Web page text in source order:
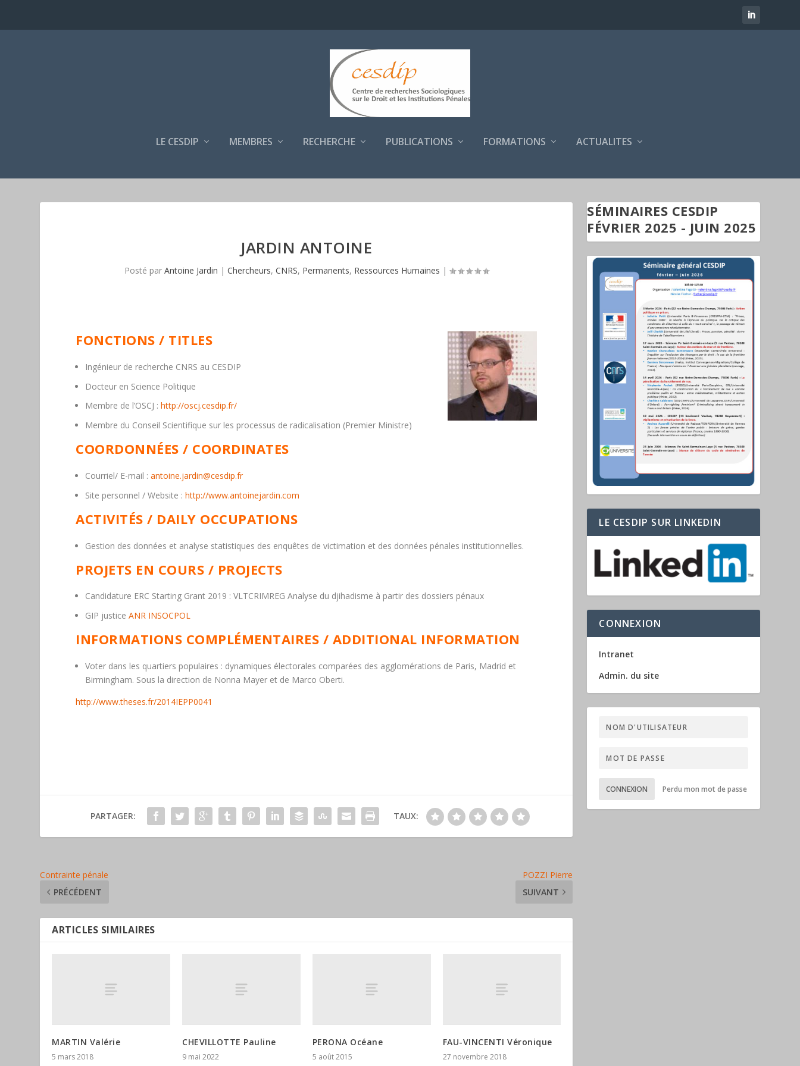
LE CESDIP MEMBRES RECHERCHE PUBLICATIONS FORMATIONS ACTUALITES
JARDIN ANTOINE
Posté par Antoine Jardin | Chercheurs, CNRS, Permanents, Ressources Humaines |
FONCTIONS / TITLES
Ingénieur de recherche CNRS au CESDIP
Docteur en Science Politique
Membre de l’OSCJ :http://oscj.cesdip.fr/
Membre du Conseil Scientifique sur les processus de radicalisation (Premier Ministre)
COORDONNÉES / COORDINATES
Courriel/ E-mail :antoine.jardin@cesdip.fr
Site personnel / Website :http://www.antoinejardin.com
ACTIVITÉS / DAILY OCCUPATIONS
Gestion des données et analyse statistiques des enquêtes de victimation et des données pénales institutionnelles.
PROJETS EN COURS / PROJECTS
Candidature ERC Starting Grant 2019 : VLTCRIMREG Analyse du djihadisme à partir des dossiers pénaux
GIP justiceANR INSOCPOL
INFORMATIONS COMPLÉMENTAIRES / ADDITIONAL INFORMATION
Voter dans les quartiers populaires : dynamiques électorales comparées des agglomérations de Paris, Madrid et
Birmingham. Sous la direction de Nonna Mayer et de Marco Oberti.
http://www.theses.fr/2014IEPP0041
PARTAGER: TAUX:
Contrainte pénale
PRÉCÉDENT
POZZI Pierre
SUIVANT
ARTICLES SIMILAIRES
MARTIN Valérie
5 mars 2018
CHEVILLOTTE Pauline
9 mai 2022
PERONA Océane
5 août 2015
FAU-VINCENTI Véronique
27 novembre 2018
SÉMINAIRES CESDIP
FÉVRIER 2025 - JUIN 2025
LE CESDIP SUR LINKEDIN
CONNEXION
Intranet
Admin. du site
CONNEXION Perdu mon mot de passe